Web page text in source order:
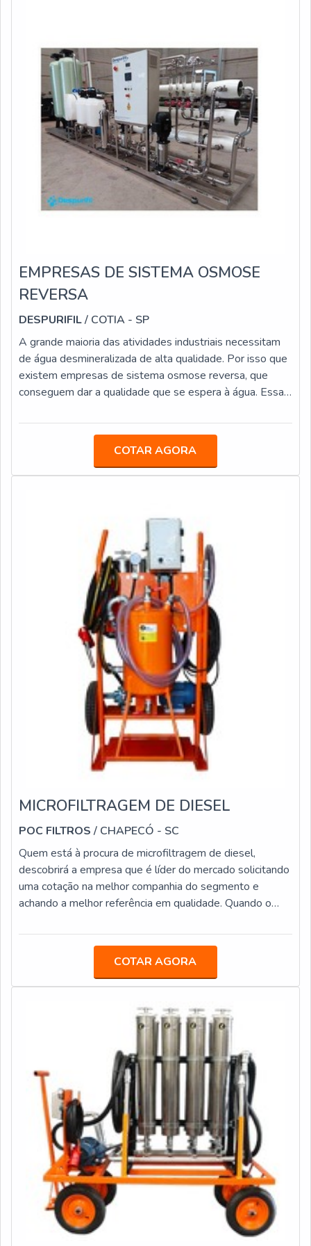
EMPRESAS DE SISTEMA OSMOSE
REVERSA
DESPURIFIL/ COTIA - SP
A grande maioria das atividades industriais necessitam
de água desmineralizada de alta qualidade. Por isso que
existem empresas de sistema osmose reversa, que
conseguem dar a qualidade que se espera à água. Essas
metais da água, por meio de membranas de osmose,
deionizada, em que os valores de condutividade da água
podem ser menores que 10 µs/cm.Qualificações que o
COTAR AGORA
MICROFILTRAGEM DE DIESEL
POC FILTROS / CHAPECÓ - SC
Quem está à procura de microfiltragem de diesel,
descobrirá a empresa que é líder do mercado solicitando
uma cotação na melhor companhia do segmento e
achando a melhor referência em qualidade. Quando o
irá encontrar fácil instalação com o melhor da
SOBRE A MICROFILTRAGEM DE DIESELA
microfiltragem é uma forma de garantir a total
produtividade e o prolongamento da vida útil de
máquinas e equipamentos. Isso porque, com o auxílio de
conjuntos de filtros, ela é capaz de filtrar micropartículas
de impurezas que podem causar danos às peças. Alguns
dos benefícios do procedimento são: Diminuição dos
custos de manutenção; Maior durabilidade; Diminuição do
desgaste das peças e componentes; Prevenção de
paradas do maquinário.Tudo isso para que se tenha
microfiltragem de diesel com assertividade. Ainda
focando na qualidade em microfiltragem de diesel, deve-
se ter a exatidão em orçar com empresas que prezam
por produtos e serviços que tenham custo baixo e
eficiência, pequenos detalhes, mas de grande valia para
saber a procedência e seriedade da empresa.Tudo isso e
muito mais são os motivos pelos quais a POC Filtros é
COTAR AGORA